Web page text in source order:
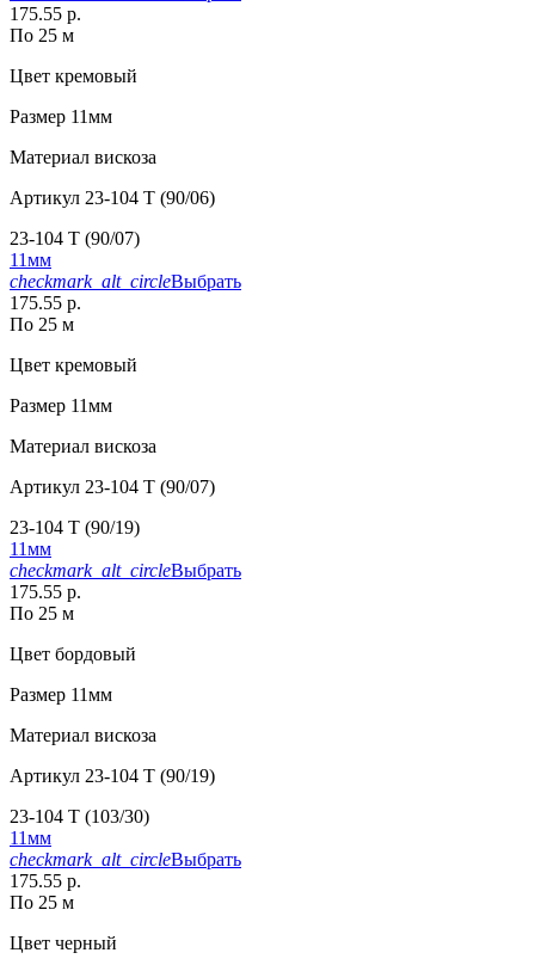
175.55 р.
По 25 м
Цвет кремовый
Размер 11мм
Материал вискоза
Артикул 23-104 T (90/06)
23-104 T (90/07)
11мм
checkmark_alt_circleВыбрать
175.55 р.
По 25 м
Цвет кремовый
Размер 11мм
Материал вискоза
Артикул 23-104 T (90/07)
23-104 T (90/19)
11мм
checkmark_alt_circleВыбрать
175.55 р.
По 25 м
Цвет бордовый
Размер 11мм
Материал вискоза
Артикул 23-104 T (90/19)
23-104 T (103/30)
11мм
checkmark_alt_circleВыбрать
175.55 р.
По 25 м
Цвет черный